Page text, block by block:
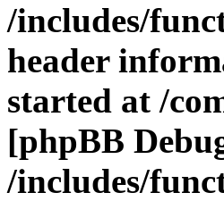
/includes/
header
started at /
[phpBB
/includes/